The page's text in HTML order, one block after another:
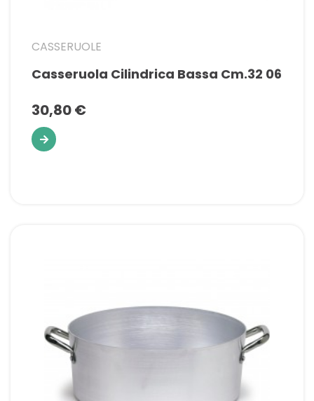
CASSERUOLE
Casseruola Cilindrica Bassa Cm.32 06
30,80 €